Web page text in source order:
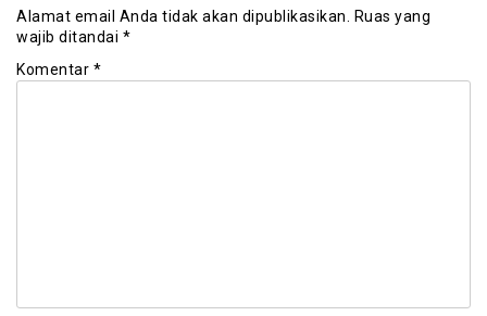
Alamat email Anda tidak akan dipublikasikan. Ruas yang
wajib ditandai *
Komentar *